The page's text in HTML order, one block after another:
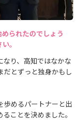
られたのでしょう
。
り、高知ではなかな
だとずっと独身かもし
歩めるパートナーと出
ことを決めました。